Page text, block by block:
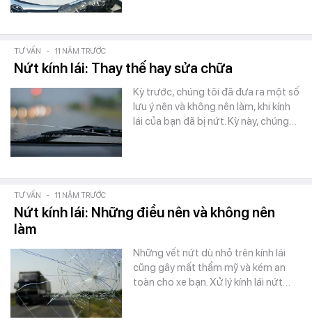
TƯ VẤN - 11 NĂM TRƯỚC
Nứt kính lái: Thay thế hay sửa chữa
Kỳ trước, chúng tôi đã đưa ra một số
lưu ý nên và không nên làm, khi kính
lái của bạn đã bị nứt. Kỳ này, chúng…
TƯ VẤN - 11 NĂM TRƯỚC
Nứt kính lái: Những điều nên và không nên
làm
Những vết nứt dù nhỏ trên kính lái
cũng gây mất thẩm mỹ và kém an
toàn cho xe bạn. Xử lý kính lái nứt…